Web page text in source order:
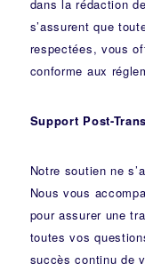
dans la rédaction
s’assurent que
respectées, vous
conforme aux
Support Post-
Notre soutien ne
Nous vous
pour assurer une
toutes vos
succès continu de